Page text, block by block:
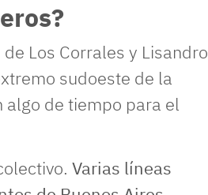
Los Corrales y Lisandro
sudoeste de la
algo de tiempo para el
Varias líneas